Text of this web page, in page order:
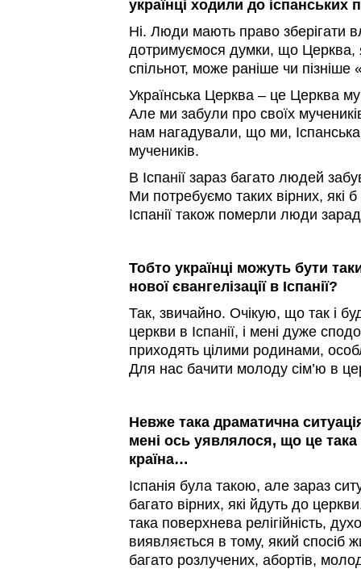
українці ходили до іспанських
Ні. Люди мають право зберігати
дотримуємося думки, що Церква,
спільнот, може раніше чи пізніше
Українська Церква – це Церква
Але ми забули про своїх
нам нагадували, що ми,
мучеників.
В Іспанії зараз багато людей
Ми потребуємо таких вірних, які
Іспанії також померли люди
Тобто українці можуть бути
нової євангелізації в Іспанії?
Так, звичайно. Очікую, що так і
церкви в Іспанії, і мені дуже
приходять цілими родинами,
Для нас бачити молоду сім’ю в
Невже така драматична
мені ось уявлялося, що це така
країна…
Іспанія була такою, але зараз
багато вірних, які йдуть до
така поверхнева релігійність,
виявляється в тому, який
багато розлучених, абортів,